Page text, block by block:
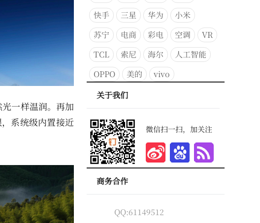
一样温润。再加
系统级内置接近
快手
三星 华为
小米
苏宁
电商 彩电 空调
VR
TCL
索尼 海尔
人工智能
OPPO
美的
vivo
关于我们
微信扫一扫，加关注
商务合作
QQ:61149512